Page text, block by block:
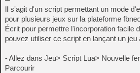
Il s'agit d'un script permettant un mode
pour plusieurs jeux sur la plateforme
Écrit pour permettre l'incorporation facile
pouvez utiliser ce script en lançant un
- Allez dans Jeu> Script Lua> Nouvelle
Parcourir